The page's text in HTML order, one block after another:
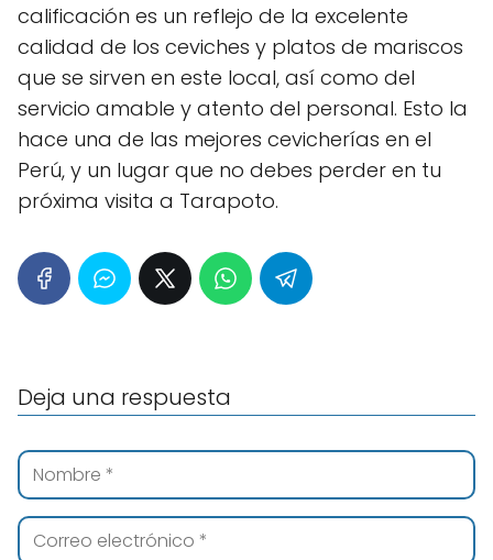
calificación es un reflejo de la excelente
calidad de los ceviches y platos de mariscos
que se sirven en este local, así como del
servicio amable y atento del personal. Esto la
hace una de las mejores cevicherías en el
Perú, y un lugar que no debes perder en tu
próxima visita a Tarapoto.
Deja una respuesta